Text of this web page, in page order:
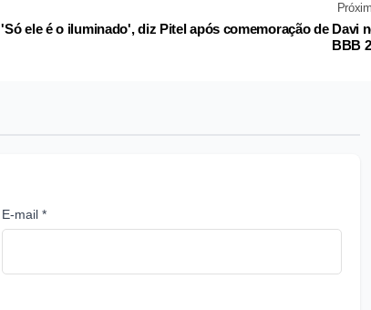
'Só ele é o iluminado', diz Pitel após comemoração de Davi
BBB
E-mail *